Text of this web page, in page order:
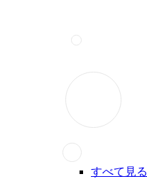
すべて見る